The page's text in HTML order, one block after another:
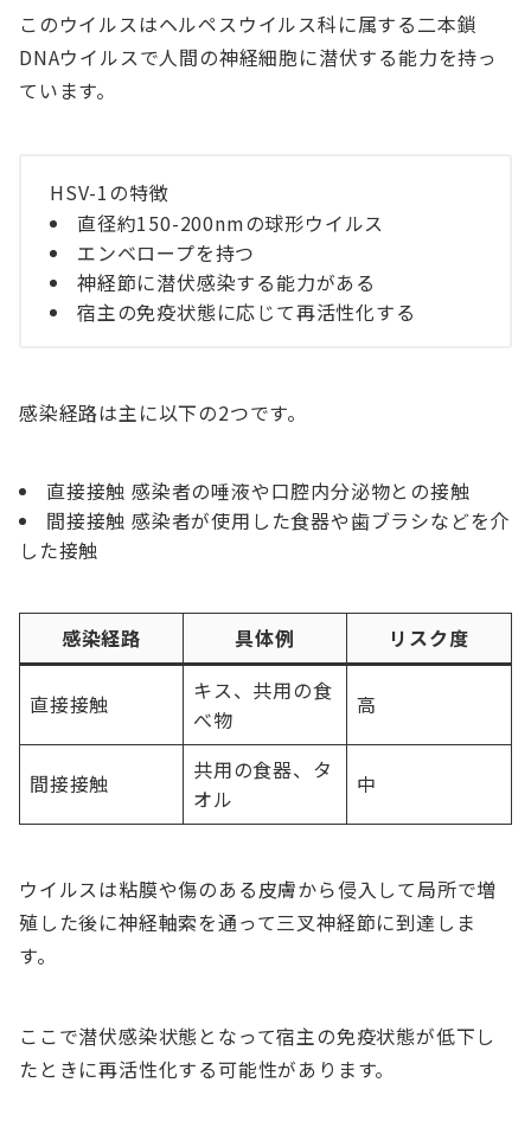
このウイルスはヘルペスウイルス科に属する二本鎖
DNAウイルスで人間の神経細胞に潜伏する能力を持っ
ています。
HSV-1の特徴
直径約150-200nmの球形ウイルス
エンベロープを持つ
神経節に潜伏感染する能力がある
宿主の免疫状態に応じて再活性化する
感染経路は主に以下の2つです。
直接接触 感染者の唾液や口腔内分泌物との接触
間接接触 感染者が使用した食器や歯ブラシなどを介
した接触
感染経路 具体例 リスク度
直接接触
キス、共用の食
べ物
高
間接接触
共用の食器、タ
オル
中
ウイルスは粘膜や傷のある皮膚から侵入して局所で増
殖した後に神経軸索を通って三叉神経節に到達しま
す。
ここで潜伏感染状態となって宿主の免疫状態が低下し
たときに再活性化する可能性があります。